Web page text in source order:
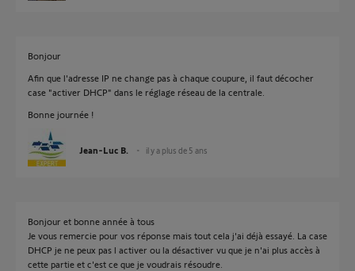
Bonjour
Afin que l'adresse IP ne change pas à chaque coupure, il faut décocher
case "activer DHCP" dans le réglage réseau de la centrale.
Bonne journée !
Jean-Luc B. il y a plus de 5 ans
Bonjour et bonne année à tous
Je vous remercie pour vos réponse mais tout cela j'ai déjà essayé. La case
DHCP je ne peux pas l activer ou la désactiver vu que je n'ai plus accès à
cette partie et c'est ce que je voudrais résoudre.